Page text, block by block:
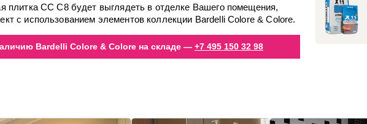
плитка CC C8 будет выглядеть в отделке Вашего помещения,
с использованием элементов коллекции Bardelli Colore & Colore.
Bardelli Colore & Colore на складе — +7 495 150 32 98